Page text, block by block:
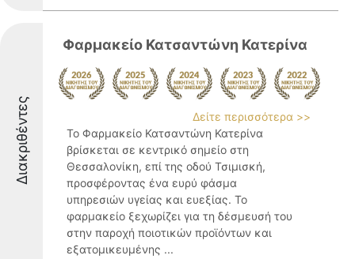
Διακριθέντες
Φαρμακείο Κατσαντώνη Κατερίνα
Δείτε περισσότερα >>
Το Φαρμακείο Κατσαντώνη Κατερίνα
βρίσκεται σε κεντρικό σημείο στη
Θεσσαλονίκη, επί της οδού Τσιμισκή,
προσφέροντας ένα ευρύ φάσμα
υπηρεσιών υγείας και ευεξίας. Το
φαρμακείο ξεχωρίζει για τη δέσμευσή του
στην παροχή ποιοτικών προϊόντων και
εξατομικευμένης ...